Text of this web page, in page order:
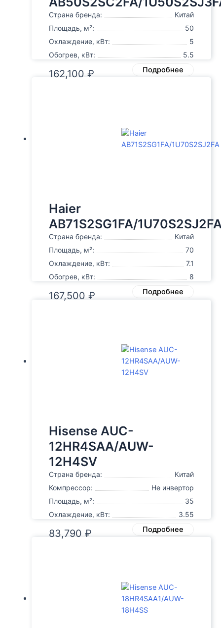
Страна бренда:
Китай
Площадь, м²:
50
Охлаждение, кВт:
5
Обогрев, кВт:
5.5
162,100 ₽ Подробнее
Haier
AB71S2SG1FA/
Страна бренда:
Китай
Площадь, м²:
70
Охлаждение, кВт:
7.1
Обогрев, кВт:
8
167,500 ₽ Подробнее
Hisense AUC-
12HR4SAA/AUW-
12H4SV
Страна бренда:
Китай
Компрессор:
Не инвертор
Площадь, м²:
35
Охлаждение, кВт:
3.55
83,790 ₽ Подробнее